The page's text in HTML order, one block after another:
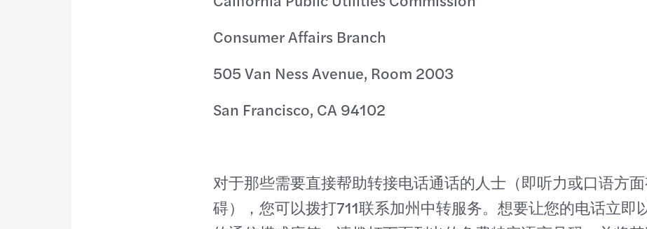
Consumer Affairs Branch
505 Van Ness Avenue, Room 2003
San Francisco, CA 94102
对于那些需要直接帮助转接电话通话的人士（即听力或口语方
碍），您可以拨打711联系加州中转服务。想要让您的电话立即